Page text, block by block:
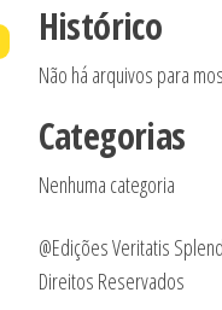
Histórico
Não há arquivos para
Categorias
Nenhuma categoria
@Edições Veritatis
Direitos Reservados